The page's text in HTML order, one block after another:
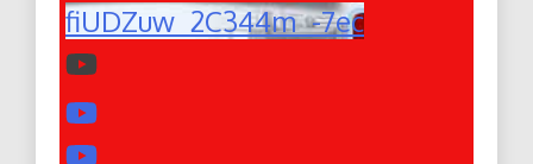
fiUDZuw_2C344m_-7ec